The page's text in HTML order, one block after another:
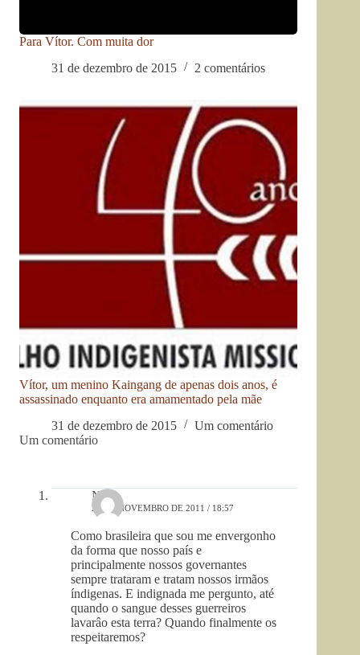
Para Vítor. Com muita dor
31 de dezembro de 2015
2 comentários
Vítor, um menino Kaingang de apenas dois anos, é
assassinado enquanto era amamentado pela mãe
31 de dezembro de 2015
Um comentário
Um comentário
Nívia
20 DE NOVEMBRO DE 2011 / 18:57
Como brasileira que sou me envergonho
da forma que nosso país e
principalmente nossos governantes
sempre trataram e tratam nossos irmãos
índigenas. E indignada me pergunto, até
quando o sangue desses guerreiros
lavarâo esta terra? Quando finalmente os
respeitaremos?